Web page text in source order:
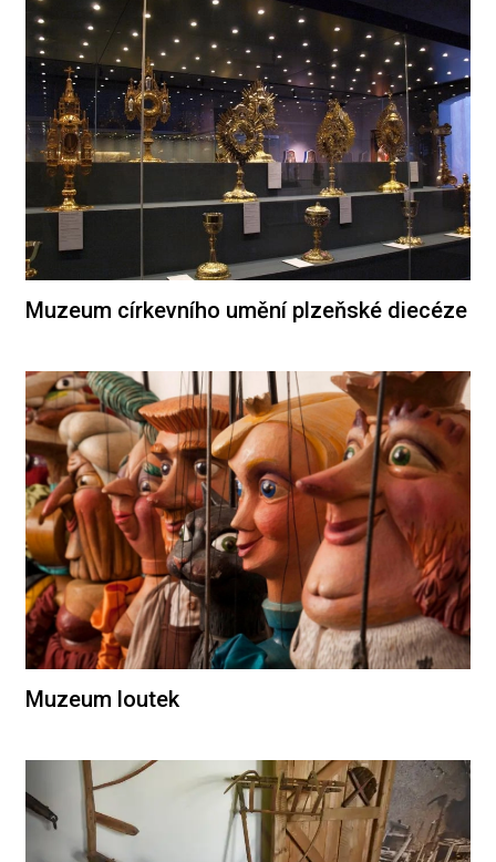
Muzeum církevního umění plzeňské diecéze
Muzeum loutek